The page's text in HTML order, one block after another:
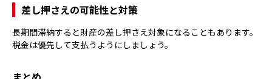
差し押さえの可能性と対策
長期間滞納すると財産の差し押さえ対象になることもあります。
税金は優先して支払うようにしましょう。